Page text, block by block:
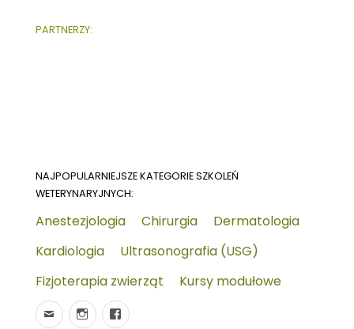
PARTNERZY:
NAJPOPULARNIEJSZE KATEGORIE SZKOLEŃ
WETERYNARYJNYCH:
Anestezjologia Chirurgia
Dermatologia
Kardiologia
Ultrasonografia (USG)
Fizjoterapia zwierząt
Kursy modułowe